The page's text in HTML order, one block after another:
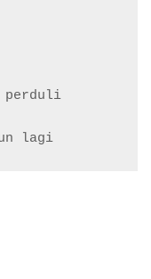
perduli